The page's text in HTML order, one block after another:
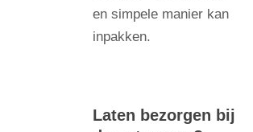
en simpele manier kan
inpakken.
Laten bezorgen bij